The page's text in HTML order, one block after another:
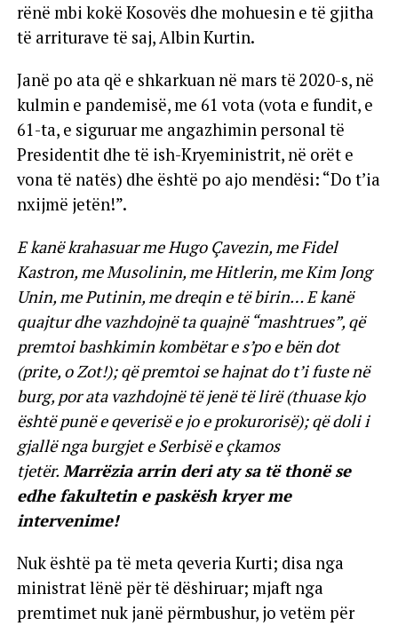
rënë mbi kokë Kosovës dhe mohuesin e të gjitha
të arriturave të saj, Albin Kurtin.
Janë po ata që e shkarkuan në mars të 2020-s, në
kulmin e pandemisë, me 61 vota (vota e fundit, e
61-ta, e siguruar me angazhimin personal të
Presidentit dhe të ish-Kryeministrit, në orët e
vona të natës) dhe është po ajo mendësi: “Do t’ia
nxijmë jetën!”.
E kanë krahasuar me Hugo Çavezin, me Fidel
Kastron, me Musolinin, me Hitlerin, me Kim Jong
Unin, me Putinin, me dreqin e të birin… E kanë
quajtur dhe vazhdojnë ta quajnë “mashtrues”, që
premtoi bashkimin kombëtar e s’po e bën dot
(prite, o Zot!); që premtoi se hajnat do t’i fuste në
burg, por ata vazhdojnë të jenë të lirë (thuase kjo
është punë e qeverisë e jo e prokurorisë); që doli i
gjallë nga burgjet e Serbisë e çkamos
tjetër. Marrëzia arrin deri aty sa të thonë se
edhe fakultetin e paskësh kryer me
intervenime!
Nuk është pa të meta qeveria Kurti; disa nga
ministrat lënë për të dëshiruar; mjaft nga
premtimet nuk janë përmbushur, jo vetëm për